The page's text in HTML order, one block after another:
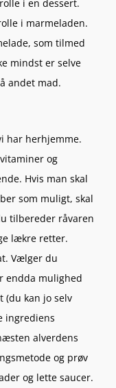
i en dessert.
i marmeladen.
som tilmed
mindst er selve
andet mad.
har herhjemme.
og
Hvis man skal
som muligt, skal
tilbereder råvaren
lækre retter.
Vælger du
endda mulighed
(du kan jo selv
ingrediens
alverdens
og prøv
og lette saucer.